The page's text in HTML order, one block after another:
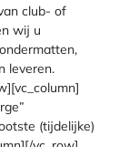
club- of
wij u
leveren.
(tijdelijke)